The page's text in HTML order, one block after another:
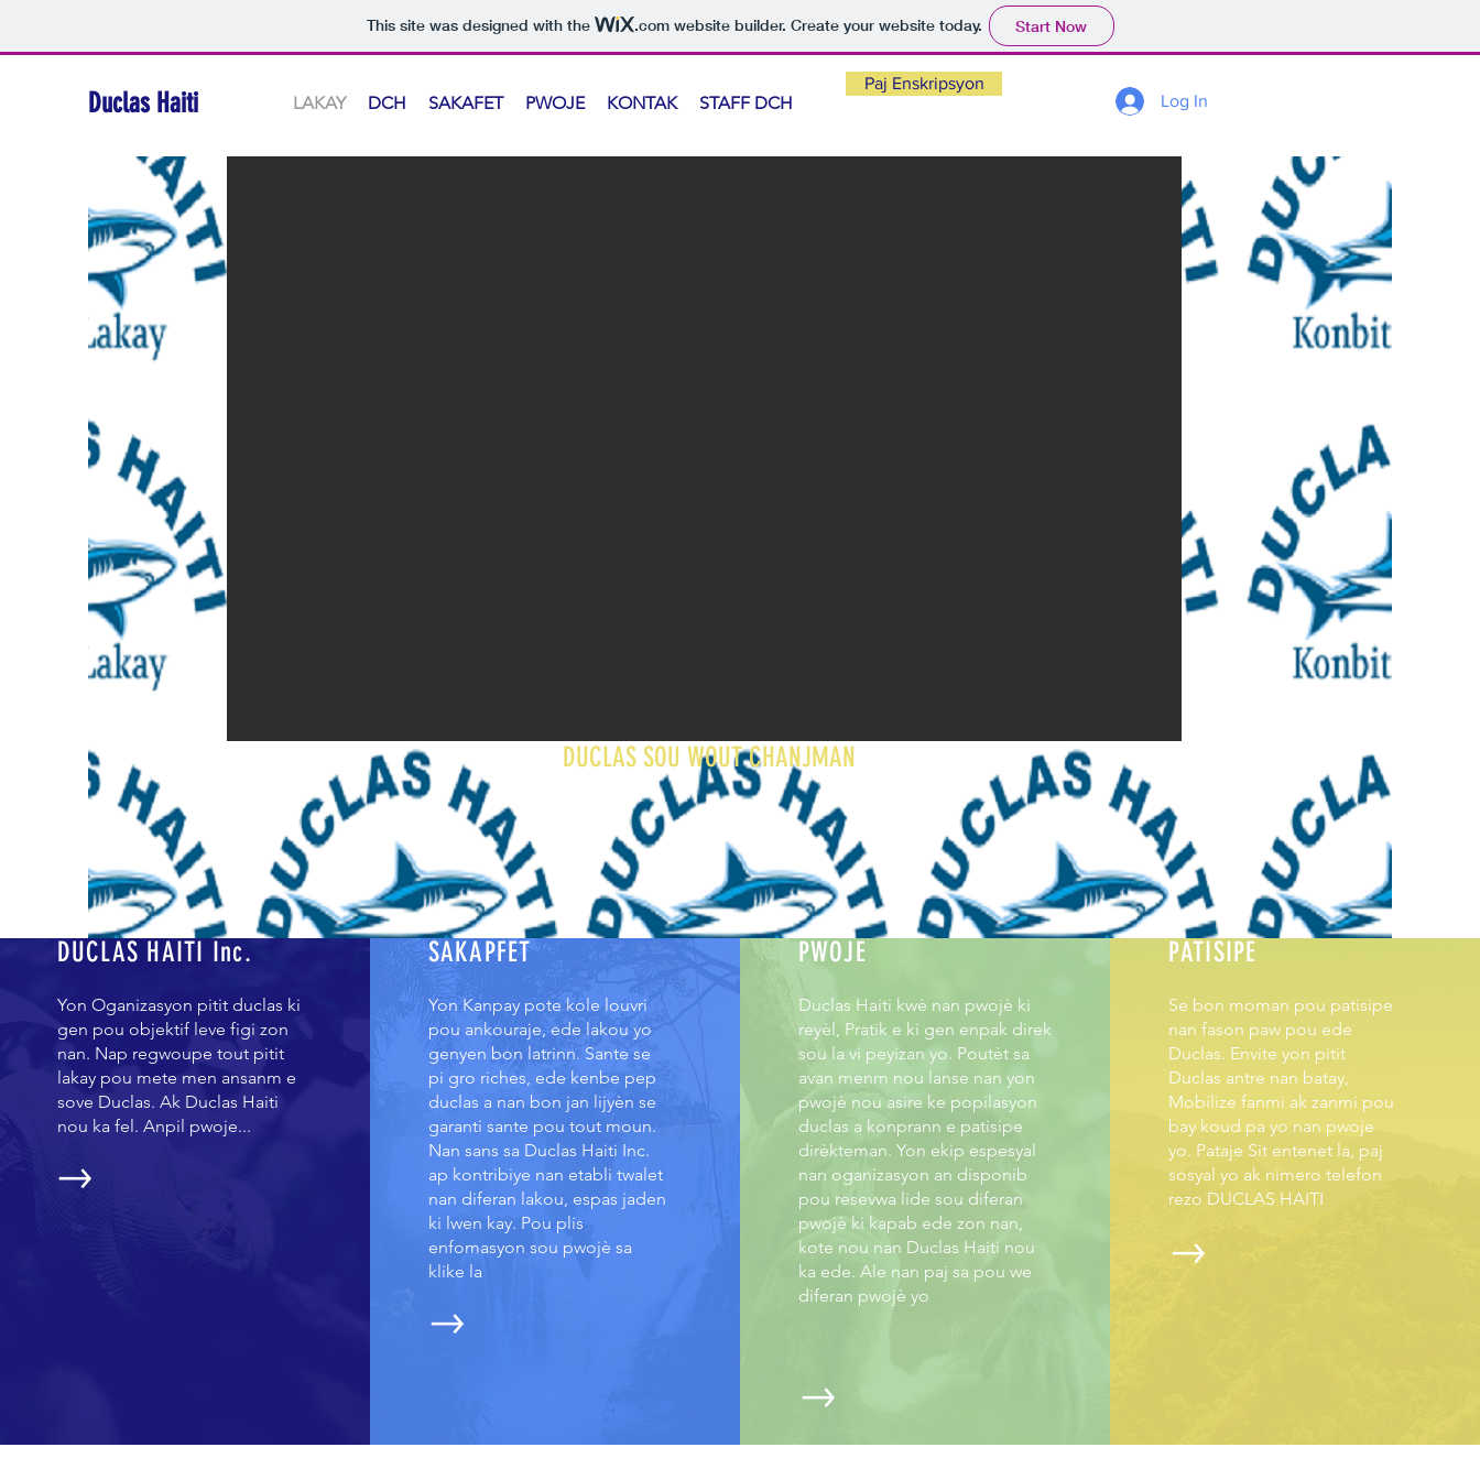
This site was designed with the .comwebsite builder. Create your website today. Start Now
Duclas Haiti LAKAY DCH SAKAFET PWOJE KONTAK STAFF DCH
Paj Enskripsyon
Log In
DUCLAS SOU WOUT CHANJMAN
DUCLAS HAITI Inc.
Yon Oganizasyon pitit duclas ki
gen pou objektif leve figi zon
nan. Nap regwoupe tout pitit
lakay pou mete men ansanm e
sove Duclas. Ak Duclas Haiti
nou ka fel. Anpil pwoje...
SAKAPFET
Yon Kanpay pote kole louvri
pou ankouraje, ede lakou yo
genyen bon latrinn. Sante se
pi gro riches, ede kenbe pep
duclas a nan bon jan lijyèn se
garanti sante pou tout moun.
Nan sans sa Duclas Haiti Inc.
ap kontribiye nan etabli twalet
nan diferan lakou, espas jaden
ki lwen kay. Pou plis
enfomasyon sou pwojè sa
klike la
PWOJE
Duclas Haiti kwè nan pwojè ki
reyèl, Pratik e ki gen enpak direk
sou la vi peyizan yo. Poutèt sa
avan menm nou lanse nan yon
pwojè nou asire ke popilasyon
duclas a konprann e patisipe
dirèkteman. Yon ekip espesyal
nan oganizasyon an disponib
pou resevwa lide sou diferan
pwojè ki kapab ede zon nan,
kote nou nan Duclas Haiti nou
ka ede. Ale nan paj sa pou we
diferan pwojè yo
PATISIPE
Se bon moman pou patisipe
nan fason paw pou ede
Duclas. Envite yon pitit
Duclas antre nan batay,
Mobilize fanmi ak zanmi pou
bay koud pa yo nan pwoje
yo. Pataje Sit entenet la, paj
sosyal yo ak nimero telefon
rezo DUCLAS HAITI